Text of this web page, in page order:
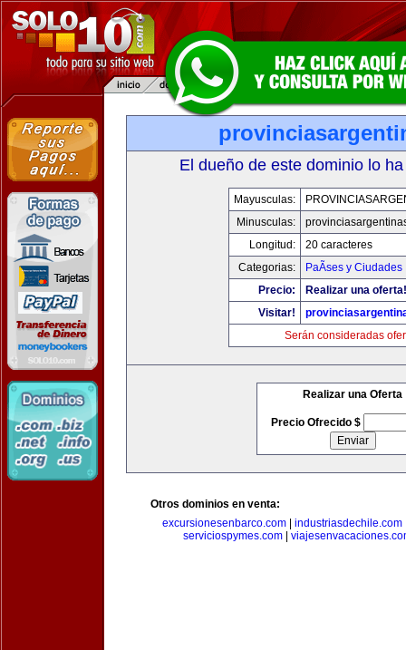
El dueño de este dominio lo
Mayusculas:
Minusculas:
Longitud:
20 caracteres
Categorias:
PaÃ­ses y Ciudades
Precio:
Realizar una oferta!
Visitar!
Serán consideradas
Realizar una Oferta
Precio Ofrecido $
Otros dominios en venta:
excursionesenbarco.com
industriasdechile.com
serviciospymes.com